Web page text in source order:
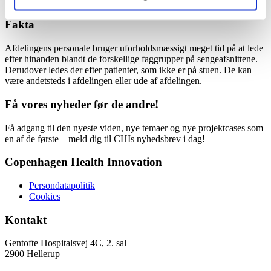
Fakta
Afdelingens personale bruger uforholdsmæssigt meget tid på at lede
efter hinanden blandt de forskellige faggrupper på sengeafsnittene.
Derudover ledes der efter patienter, som ikke er på stuen. De kan
være andetsteds i afdelingen eller ude af afdelingen.
Få vores nyheder før de andre!
Få adgang til den nyeste viden, nye temaer og nye projektcases som
en af de første – meld dig til CHIs nyhedsbrev i dag!
Copenhagen Health Innovation
Persondatapolitik
Cookies
Kontakt
Gentofte Hospitalsvej 4C, 2. sal
2900 Hellerup